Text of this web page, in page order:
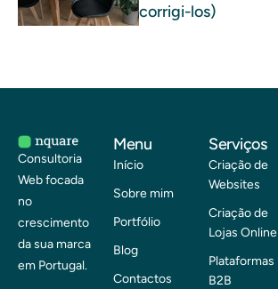
corrigi-los)
Consultoria
Web focada
no
crescimento
da sua marca
em Portugal.
Menu
Início
Sobre mim
Portfólio
Blog
Contactos
Serviços
Criação de
Websites
Criação de
Lojas Online
Plataformas
B2B